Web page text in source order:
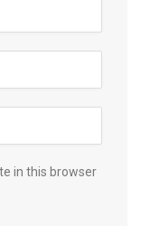
in this browser